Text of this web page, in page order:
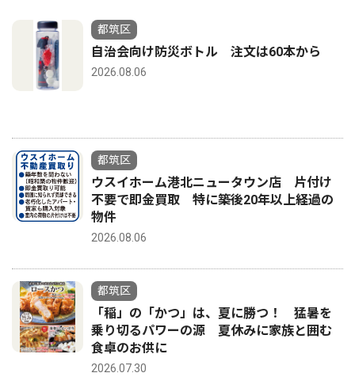
都筑区
自治会向け防災ボトル 注文は60本から
2026.08.06
都筑区
ウスイホーム港北ニュータウン店 片付け
不要で即金買取 特に築後20年以上経過の
物件
2026.08.06
都筑区
「稲」の「かつ」は、夏に勝つ！ 猛暑を
乗り切るパワーの源 夏休みに家族と囲む
食卓のお供に
2026.07.30